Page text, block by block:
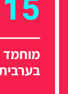
15